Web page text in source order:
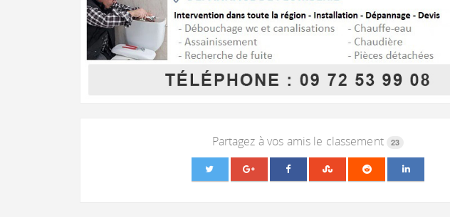
Partagez à vos amis le classement 23